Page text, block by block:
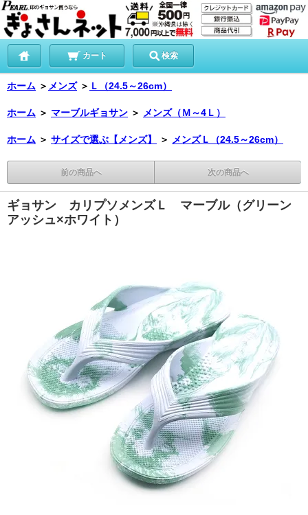
カート 検索
ホーム ＞ メンズ ＞ Ｌ（24.5～26cm）
ホーム ＞ マーブルギョサン ＞ メンズ（Ｍ～4Ｌ）
ホーム ＞ サイズで選ぶ【メンズ】 ＞ メンズＬ（24.5～26cm）
前の商品へ 次の商品へ
ギョサン カリプソメンズＬ マーブル（グリーン
アッシュ×ホワイト）